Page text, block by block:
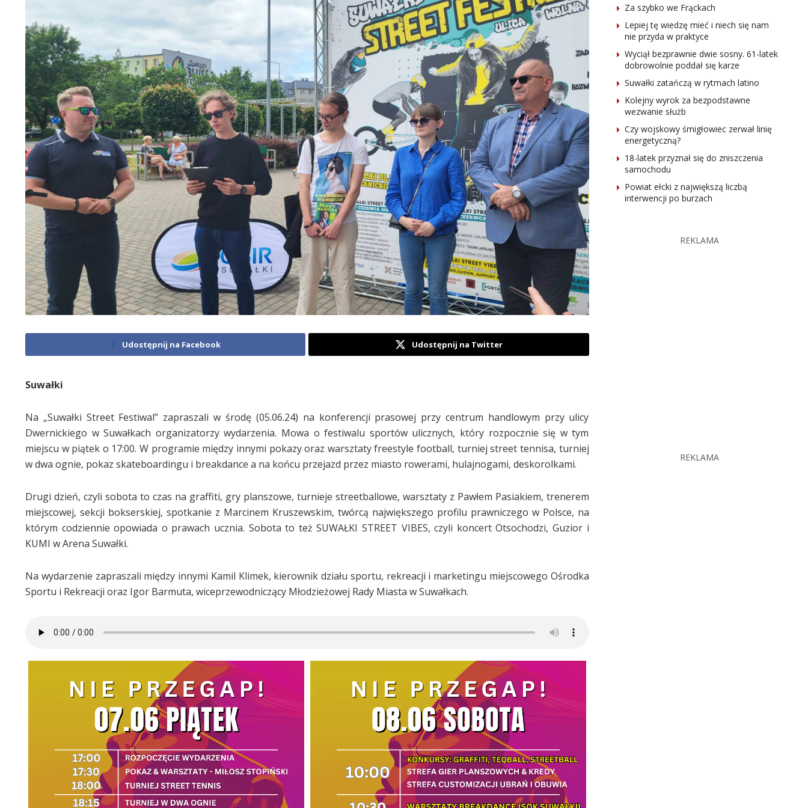
Udostępnij na Facebook Udostępnij na Twitter
Suwałki
Na „Suwałki Street Festiwal” zapraszali w środę (05.06.24) na konferencji prasowej przy centrum handlowym przy ulicy
Dwernickiego w Suwałkach organizatorzy wydarzenia. Mowa o festiwalu sportów ulicznych, który rozpocznie się w tym
miejscu w piątek o 17:00. W programie między innymi pokazy oraz warsztaty freestyle football, turniej street tennisa, turniej
w dwa ognie, pokaz skateboardingu i breakdance a na końcu przejazd przez miasto rowerami, hulajnogami, deskorolkami.
Drugi dzień, czyli sobota to czas na graffiti, gry planszowe, turnieje streetballowe, warsztaty z Pawłem Pasiakiem, trenerem
miejscowej, sekcji bokserskiej, spotkanie z Marcinem Kruszewskim, twórcą największego profilu prawniczego w Polsce, na
którym codziennie opowiada o prawach ucznia. Sobota to też SUWAŁKI STREET VIBES, czyli koncert Otsochodzi, Guzior i
KUMI w Arena Suwałki.
Na wydarzenie zapraszali między innymi Kamil Klimek, kierownik działu sportu, rekreacji i marketingu miejscowego Ośrodka
Sportu i Rekreacji oraz Igor Barmuta, wiceprzewodniczący Młodzieżowej Rady Miasta w Suwałkach.
Za szybko we Frąckach
Lepiej tę wiedzę mieć i niech się nam
nie przyda w praktyce
Wyciął bezprawnie dwie sosny. 61-latek
dobrowolnie poddał się karze
Suwałki zatańczą w rytmach latino
Kolejny wyrok za bezpodstawne
wezwanie służb
Czy wojskowy śmigłowiec zerwał linię
energetyczną?
18-latek przyznał się do zniszczenia
samochodu
Powiat ełcki z największą liczbą
interwencji po burzach
REKLAMA
REKLAMA